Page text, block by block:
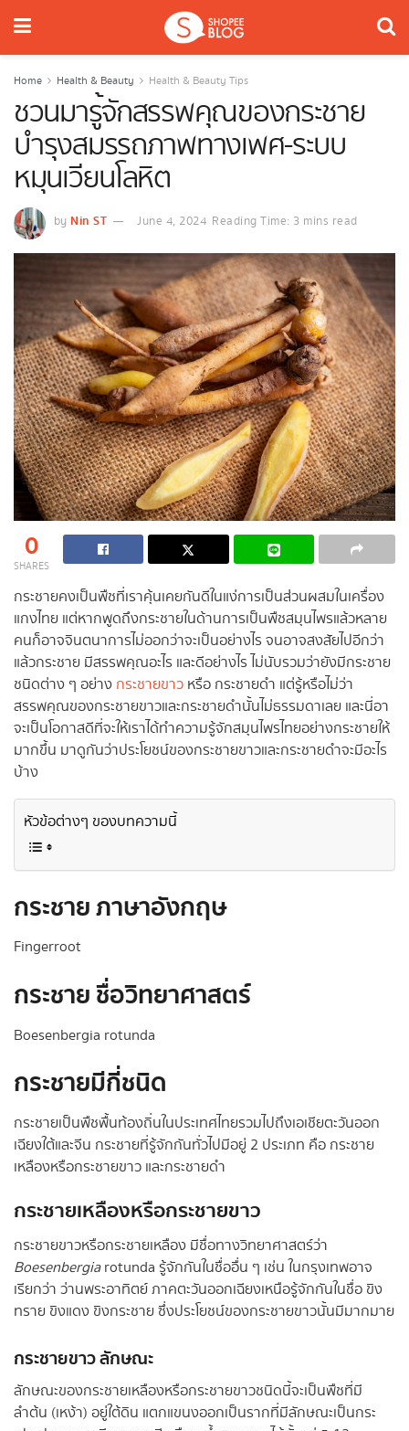
Home Health & Beauty Health & Beauty Tips
ชวนมารู้จักสรรพคุณของกระชาย
บำรุงสมรรถภาพทางเพศ-ระบบ
หมุนเวียนโลหิต
by Nin ST June 4, 2024 Reading Time: 3 mins read
0
SHARES
กระชายคงเป็นพืชที่เราคุ้นเคยกันดีในแง่การเป็นส่วนผสมในเครื่อง
แกงไทย แต่หากพูดถึงกระชายในด้านการเป็นพืชสมุนไพรแล้วหลาย
คนก็อาจจินตนาการไม่ออกว่าจะเป็นอย่างไร จนอาจสงสัยไปอีกว่า
แล้วกระชาย มีสรรพคุณอะไร และดีอย่างไร ไม่นับรวมว่ายังมีกระชาย
ชนิดต่าง ๆ อย่าง กระชายขาว หรือ กระชายดำ แต่รู้หรือไม่ว่า
สรรพคุณของกระชายขาวและกระชายดำนั้นไม่ธรรมดาเลย และนี่อา
จะเป็นโอกาสดีที่จะให้เราได้ทำความรู้จักสมุนไพรไทยอย่างกระชายให้
มากขึ้น มาดูกันว่าประโยชน์ของกระชายขาวและกระชายดำจะมีอะไร
บ้าง
หัวข้อต่างๆ ของบทความนี้
กระชาย ภาษาอังกฤษ
Fingerroot
กระชาย ชื่อวิทยาศาสตร์
Boesenbergia rotunda
กระชายมีกี่ชนิด
กระชายเป็นพืชพื้นท้องถิ่นในประเทศไทยรวมไปถึงเอเชียตะวันออก
เฉียงใต้และจีน กระชายที่รู้จักกันทั่วไปมีอยู่ 2 ประเภท คือ กระชาย
เหลืองหรือกระชายขาว และกระชายดำ
กระชายเหลืองหรือกระชายขาว
กระชายขาวหรือกระชายเหลือง มีชื่อทางวิทยาศาสตร์ว่า
Boesenbergiarotunda รู้จักกันในชื่ออื่น ๆ เช่น ในกรุงเทพอาจ
เรียกว่า ว่านพระอาทิตย์ ภาคตะวันออกเฉียงเหนือรู้จักกันในชื่อ ขิง
ทราย ขิงแดง ขิงกระชาย ซึ่งประโยชน์ของกระชายขาวนั้นมีมากมาย
กระชายขาว ลักษณะ
ลักษณะของกระชายเหลืองหรือกระชายขาวชนิดนี้จะเป็นพืชที่มี
ลำต้น (เหง้า) อยู่ใต้ดิน แตกแขนงออกเป็นรากที่มีลักษณะเป็นกระ